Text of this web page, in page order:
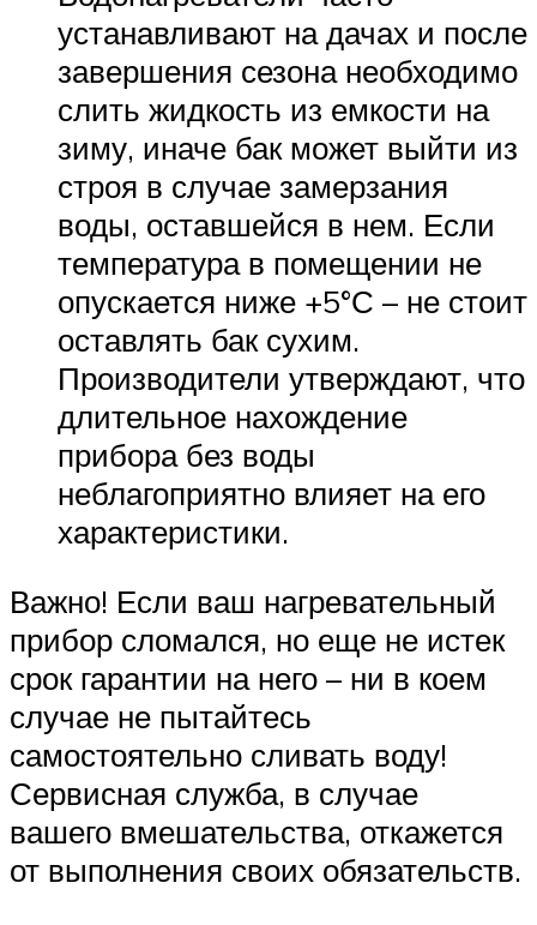
устанавливают на дачах и после
завершения сезона необходимо
слить жидкость из емкости на
зиму, иначе бак может выйти из
строя в случае замерзания
воды, оставшейся в нем. Если
температура в помещении не
опускается ниже +5°С – не стоит
оставлять бак сухим.
Производители утверждают, что
длительное нахождение
прибора без воды
неблагоприятно влияет на его
характеристики.
Важно! Если ваш нагревательный
прибор сломался, но еще не истек
срок гарантии на него – ни в коем
случае не пытайтесь
самостоятельно сливать воду!
Сервисная служба, в случае
вашего вмешательства, откажется
от выполнения своих обязательств.